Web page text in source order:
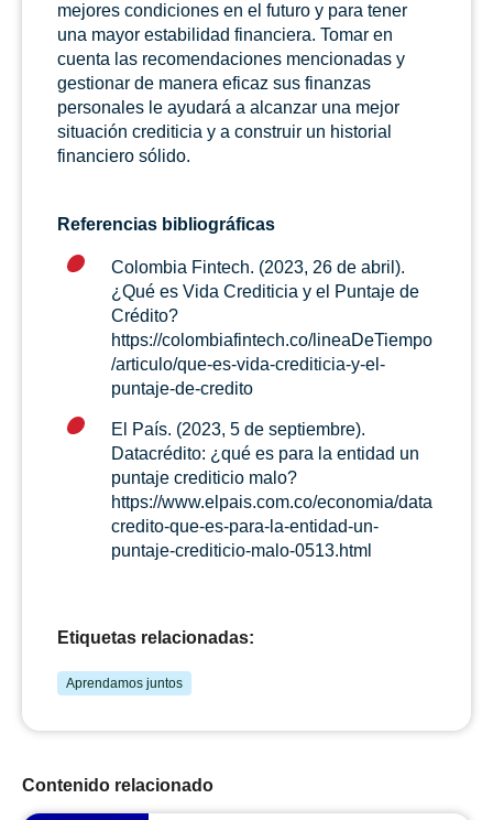
mejores condiciones en el futuro y para tener
una mayor estabilidad financiera. Tomar en
cuenta las recomendaciones mencionadas y
gestionar de manera eficaz sus finanzas
personales le ayudará a alcanzar una mejor
situación crediticia y a construir un historial
financiero sólido.
Referencias bibliográficas
Colombia Fintech. (2023, 26 de abril).
¿Qué es Vida Crediticia y el Puntaje de
Crédito?
https://colombiafintech.co/lineaDeTiempo
/articulo/que-es-vida-crediticia-y-el-
puntaje-de-credito
El País. (2023, 5 de septiembre).
Datacrédito: ¿qué es para la entidad un
puntaje crediticio malo?
https://www.elpais.com.co/economia/data
credito-que-es-para-la-entidad-un-
puntaje-crediticio-malo-0513.html
Etiquetas relacionadas:
Aprendamos juntos
Contenido relacionado